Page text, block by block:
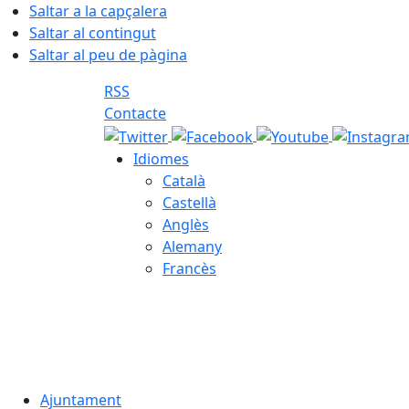
Saltar a la capçalera
Saltar al contingut
Saltar al peu de pàgina
RSS
Contacte
Idiomes
Català
Castellà
Anglès
Alemany
Francès
Ajuntament